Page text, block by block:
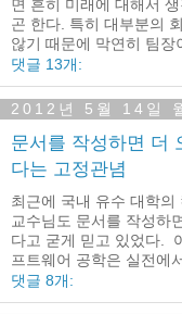
면 흔히 미래에 대해서
곤 한다. 특히 대부분의
않기 때문에 막연히 팀
댓글 13개:
2012년 5월 14일
문서를 작성하면 더
다는 고정관념
최근에 국내 유수 대학의
교수님도 문서를 작성하
다고 굳게 믿고 있었다.
프트웨어 공학은 실전에
댓글 8개: